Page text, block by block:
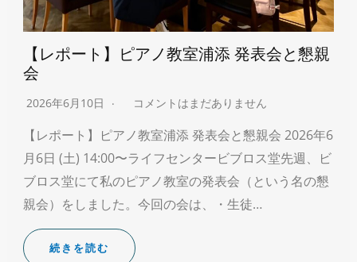
【レポート】ピアノ教室浦添 発表会と懇親
会
2026年6月10日 コメントはまだありません
【レポート】ピアノ教室浦添 発表会と懇親会 2026年6
月6日 (土) 14:00〜ライフセンタービブロス堂先週、ビ
ブロス堂にて私のピアノ教室の発表会（という名の懇
親会）をしました。今回の会は、・生徒…
続きを読む